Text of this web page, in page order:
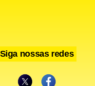
poderá, ao
como
nº 840, de
Siga nossas redes